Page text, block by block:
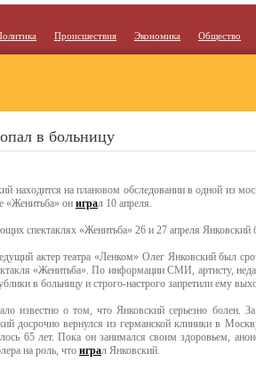
Происшествия Экономика Общество
в больницу
находится на плановом обследовании в одной из
«Женитьба» он играл 10 апреля.
спектаклях «Женитьба» 26 и 27 апреля Янковский
актер театра «Ленком» Олег Янковский был
«Женитьба». По информации СМИ, артисту,
в больницу и строго-настрого запретили ему
известно о том, что Янковский серьезно болен.
досрочно вернулся из германской клиники в
65 лет. Пока он занимался своим здоровьем,
на роль, что играл Янковский.